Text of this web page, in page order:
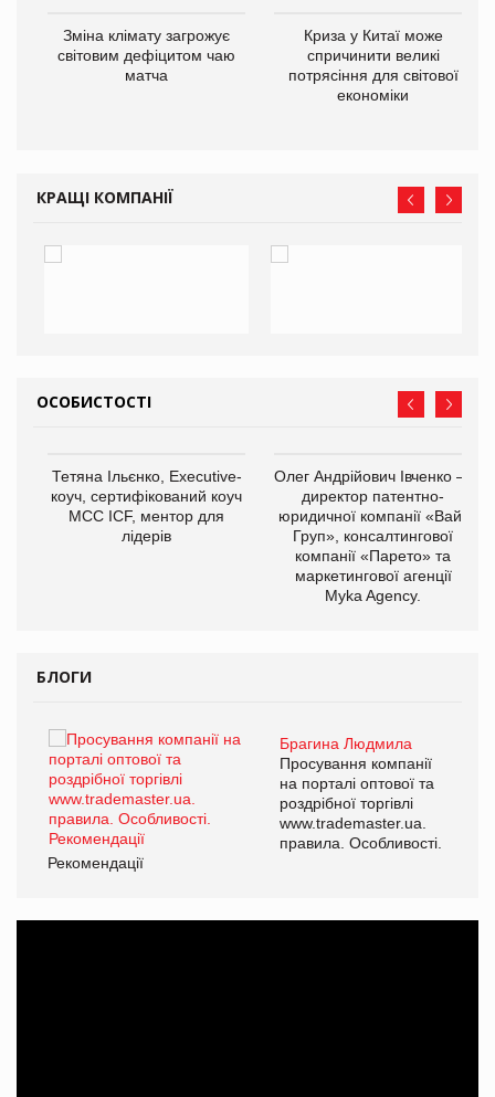
Зміна клімату загрожує
світовим дефіцитом чаю
матча
Криза у Китаї може
спричинити великі
потрясіння для світової
економіки
КРАЩІ КОМПАНІЇ
ОСОБИСТОСТІ
Тетяна Ільєнко, Executive-
коуч, сертифікований коуч
МСС ICF, ментор для
лідерів
Олег Андрійович Івченко —
директор патентно-
юридичної компанії «Вайз
Груп», консалтингової
компанії «Парето» та
маркетингової агенції
Myka Agency.
БЛОГИ
Брагина Людмила
Просування компанії
на порталі оптової та
роздрібної торгівлі
www.trademaster.ua.
правила. Особливості.
Рекомендації